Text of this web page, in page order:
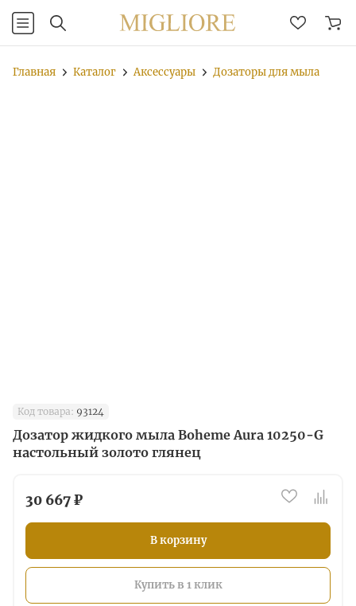
Главная Каталог Аксессуары Дозаторы для мыла
Код товара: 93124
Дозатор жидкого мыла Boheme Aura 10250-G
настольный золото глянец
30 667 ₽
В корзину
Купить в 1 клик